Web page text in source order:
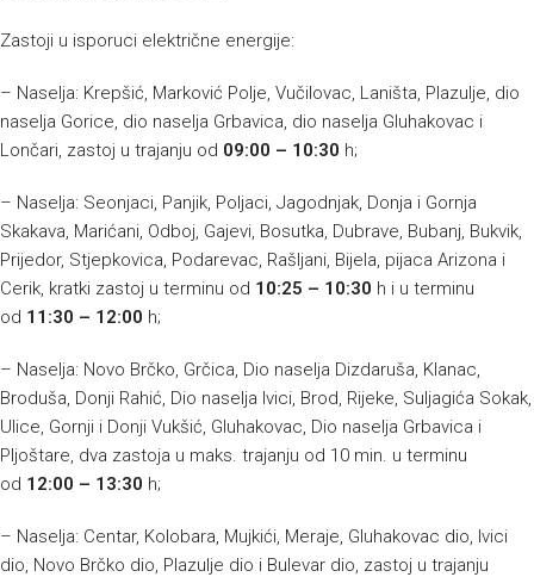
Zastoji u isporuci električne energije:
– Naselja: Krepšić, Marković Polje, Vučilovac, Laništa, Plazulje, dio
naselja Gorice, dio naselja Grbavica, dio naselja Gluhakovac i
Lončari, zastoj u trajanju od 09:00 – 10:30 h;
– Naselja: Seonjaci, Panjik, Poljaci, Jagodnjak, Donja i Gornja
Skakava, Marićani, Odboj, Gajevi, Bosutka, Dubrave, Bubanj, Bukvik,
Prijedor, Stjepkovica, Podarevac, Rašljani, Bijela, pijaca Arizona i
Cerik, kratki zastoj u terminu od 10:25 – 10:30 h i u terminu
od 11:30 – 12:00 h;
– Naselja: Novo Brčko, Grčica, Dio naselja Dizdaruša, Klanac,
Broduša, Donji Rahić, Dio naselja Ivici, Brod, Rijeke, Suljagića Sokak,
Ulice, Gornji i Donji Vukšić, Gluhakovac, Dio naselja Grbavica i
Pljoštare, dva zastoja u maks. trajanju od 10 min. u terminu
od 12:00 – 13:30 h;
– Naselja: Centar, Kolobara, Mujkići, Meraje, Gluhakovac dio, Ivici
dio, Novo Brčko dio, Plazulje dio i Bulevar dio, zastoj u trajanju